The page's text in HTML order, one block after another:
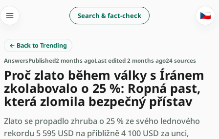
Search & fact-check 🇨🇿
← Back to Trending
AnswersPublished2 months agoLast edited 2 months ago24 sources
Proč zlato během války s Íránem
zkolabovalo o 25 %: Ropná past,
která zlomila bezpečný přístav
Zlato se propadlo zhruba o 25 % ze svého lednového
rekordu 5 595 USD na přibližně 4 100 USD za unci,